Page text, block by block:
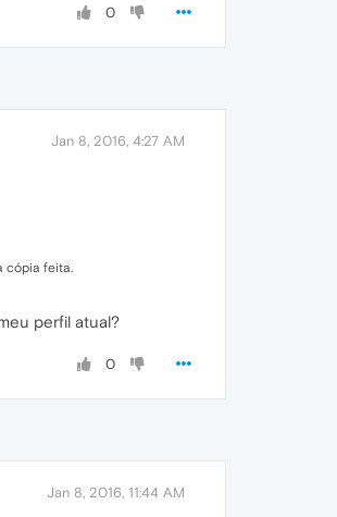
0
Jan 8, 2016, 4:27 AM
cópia feita.
perfil atual?
0
Jan 8, 2016, 11:44 AM